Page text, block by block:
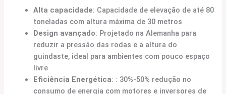
Alta capacidade: Capacidade de elevação de até 80
toneladas com altura máxima de 30 metros
Design avançado: Projetado na Alemanha para
reduzir a pressão das rodas e a altura do
guindaste, ideal para ambientes com pouco espaço
livre
Eficiência Energética: : 30%-50% redução no
consumo de energia com motores e inversores de